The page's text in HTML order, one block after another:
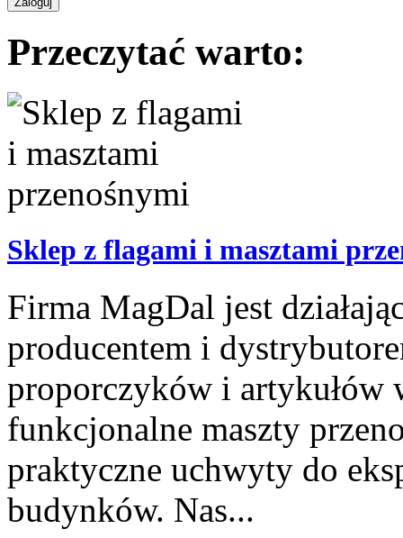
Przeczytać warto:
Sklep z flagami i masztami
Firma MagDal jest
producentem i
proporczyków i artykułów
funkcjonalne maszty
praktyczne uchwyty do
budynków. Nas...